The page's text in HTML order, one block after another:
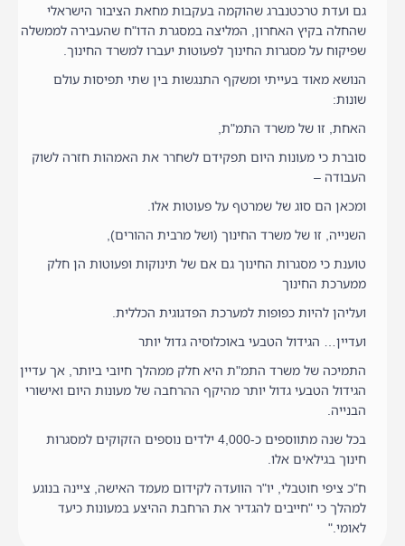
גם ועדת טרכטנברג שהוקמה בעקבות מחאת הציבור הישראלי
שהחלה בקיץ האחרון, המליצה במסגרת הדו"ח שהעבירה לממשלה
שפיקוח על מסגרות החינוך לפעוטות יעברו למשרד החינוך.
הנושא מאוד בעייתי ומשקף התנגשות בין שתי תפיסות עולם
שונות:
האחת, זו של משרד התמ"ת,
סוברת כי מעונות היום תפקידם לשחרר את האמהות חזרה לשוק
העבודה –
ומכאן הם סוג של שמרטף על פעוטות אלו.
השנייה, זו של משרד החינוך (ושל מרבית ההורים),
טוענת כי מסגרות החינוך גם אם של תינוקות ופעוטות הן חלק
ממערכת החינוך
ועליהן להיות כפופות למערכת הפדגוגית הכללית.
ועדיין… הגידול הטבעי באוכלוסיה גדול יותר
התמיכה של משרד התמ"ת היא חלק ממהלך חיובי ביותר, אך עדיין
הגידול הטבעי גדול יותר מהיקף ההרחבה של מעונות היום ואישורי
הבנייה.
בכל שנה מתווספים כ-4,000 ילדים נוספים הזקוקים למסגרות
חינוך בגילאים אלו.
ח"כ ציפי חוטבלי, יו"ר הוועדה לקידום מעמד האישה, ציינה בנוגע
למהלך כי "חייבים להגדיר את הרחבת ההיצע במעונות כיעד
לאומי."